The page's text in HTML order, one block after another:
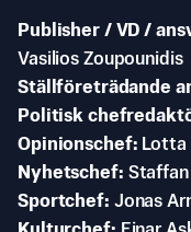
Publisher / VD /
Vasilios Zoupounidis
Ställföreträdande
Politisk
Opinionschef Lotta
Nyhetschef
Sportchef Jonas